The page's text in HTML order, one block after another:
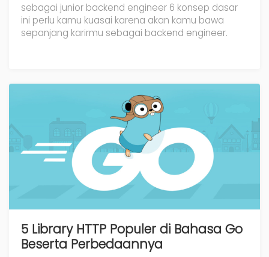
sebagai junior backend engineer 6 konsep dasar
ini perlu kamu kuasai karena akan kamu bawa
sepanjang karirmu sebagai backend engineer.
5 Library HTTP Populer di Bahasa Go
Beserta Perbedaannya